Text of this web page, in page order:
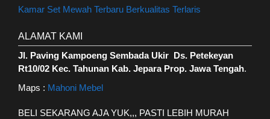
Kamar Set Mewah Terbaru Berkualitas Terlaris
ALAMAT KAMI
Jl. Paving Kampoeng Sembada Ukir Ds. Petekeyan
Rt10/02 Kec. Tahunan Kab. Jepara Prop. Jawa Tengah.
Maps : Mahoni Mebel
BELI SEKARANG AJA YUK,,, PASTI LEBIH MURAH